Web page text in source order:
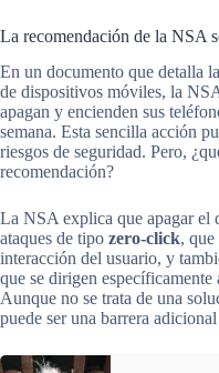
La recomendación de la NSA
En un documento que detalla
de dispositivos móviles, la
apagan y encienden sus
semana. Esta sencilla acción
riesgos de seguridad. Pero,
recomendación?
La NSA explica que apagar el
ataques de tipo zero-click, que
interacción del usuario, y
que se dirigen
Aunque no se trata de una
puede ser una barrera